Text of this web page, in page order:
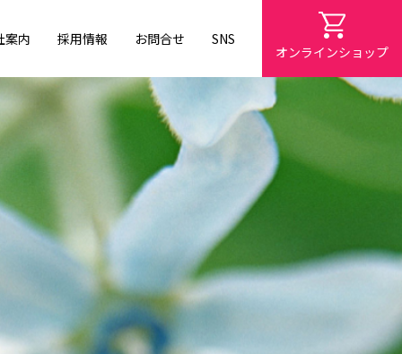
案内 採用情報 お問合せ SNS
オンラインショップ